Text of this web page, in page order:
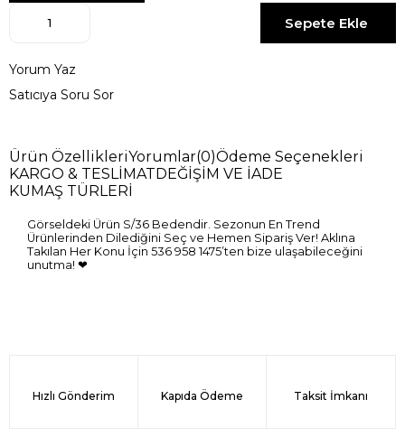
Yorum Yaz
Satıcıya Soru Sor
Ürün ÖzellikleriYorumlar(0)Ödeme Seçenekleri
KARGO & TESLİMATDEĞİŞİM VE İADE
KUMAŞ TÜRLERİ
Görseldeki Ürün S/36 Bedendir. Sezonun En Trend
Ürünlerinden Dilediğini Seç ve Hemen Sipariş Ver! Aklına
Takılan Her Konu İçin 536 958 1475’ten bize ulaşabileceğini
unutma! ❤
Hızlı Gönderim Kapıda Ödeme Taksit İmkanı